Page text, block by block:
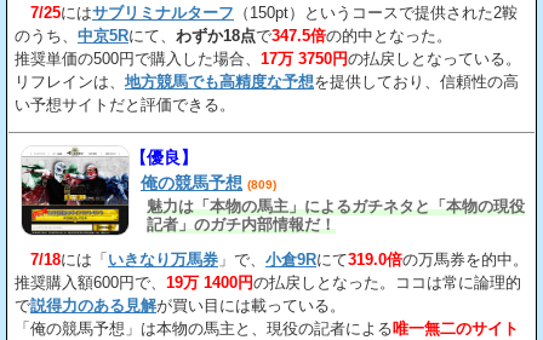
7/25にはサブリミナルターフ （150pt）というコースで提供された2鞍
のうち、 中京5Rにて、 わずか18点で347.5倍の的中となった。
推奨単価の500円で購入した場合、 17万 3750円の払戻しとなっている。
リフレインは、 地方競馬でも高精度な予想を提供しており、信頼性の高
い予想サイトだと評価できる。
【優良】
俺の競馬予想 (809)
魅力は「本物の馬主」によるガチネタと「本物の現役
記者」のガチ内部情報だ！
7/18には「 いきなり万馬券 」で、 小倉9Rにて319.0倍の万馬券を的中。
推奨購入額600円で、 19万 1400円の払戻しとなった。ココは常に論理的
で説得力のある見解が買い目には載っている。
「俺の競馬予想」は本物の馬主と、現役の記者による 唯一無二のサイト